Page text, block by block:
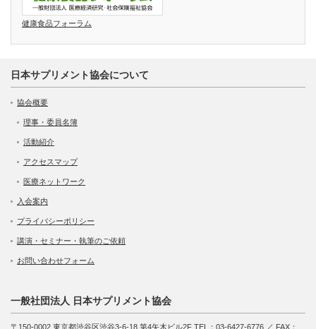
健康食品フォーラム
日本サプリメント協会について
協会概要
理事・委員名簿
活動紹介
アクセスマップ
医療ネットワーク
入会案内
プライバシーポリシー
講演・セミナー・執筆のご依頼
お問い合わせフォーム
一般社団法人 日本サプリメント協会
〒150-0002 東京都渋谷区渋谷3-6-18 第4矢木ビル2F TEL：03-6427-6776 ／ FAX：